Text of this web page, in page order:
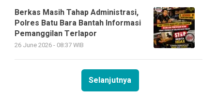
Berkas Masih Tahap Administrasi,
Polres Batu Bara Bantah Informasi
Pemanggilan Terlapor
26 June 2026 - 08:37 WIB
Selanjutnya